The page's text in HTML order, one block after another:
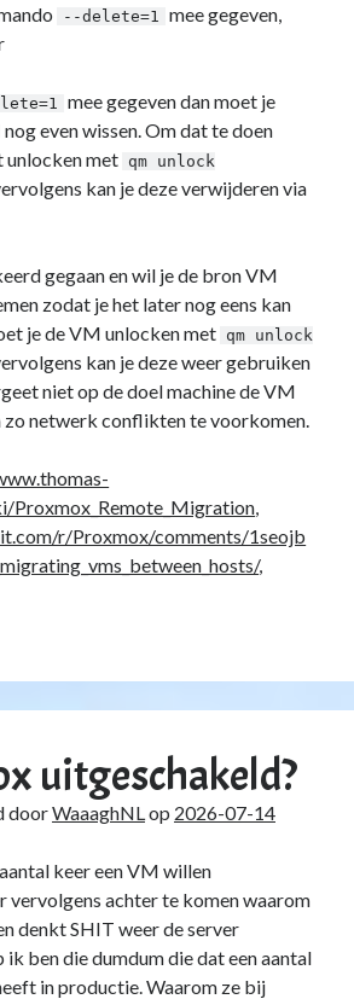
--delete=1
mee gegeven,
mee gegeven dan moet je
even wissen. Om dat te doen
unlocken met qm unlock
kan je deze verwijderen via
gegaan en wil je de bron VM
zodat je het later nog eens kan
je de VM unlocken met qm unlock
kan je deze weer gebruiken
niet op de doel machine de VM
zo netwerk conflikten te voorkomen.
Proxmox_Remote_Migration,
r/Proxmox/comments/1seojb
,
uitgeschakeld?
doorWaaaghNLop 2026-07-14
keer een VM willen
vervolgens achter te komen waarom
denkt SHIT weer de server
ik ben die dumdum die dat een aantal
in productie. Waarom ze bij